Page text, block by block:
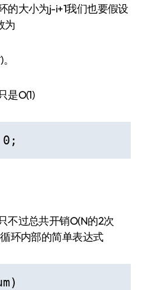
的大小为j-i+1我们也要假设
为
是O(1)
0;
不过总共开销O(N的2次
环内部的简单表达式